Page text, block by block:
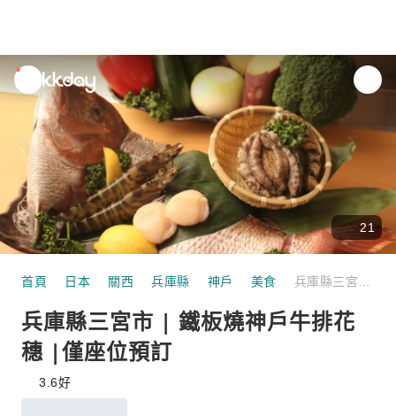
unread
notifications
21
首頁 日本 關西 兵庫縣 神戶 美食
兵庫縣三宮市 | 鐵板燒神戶牛排花
穗 |僅座位預訂
3.6好